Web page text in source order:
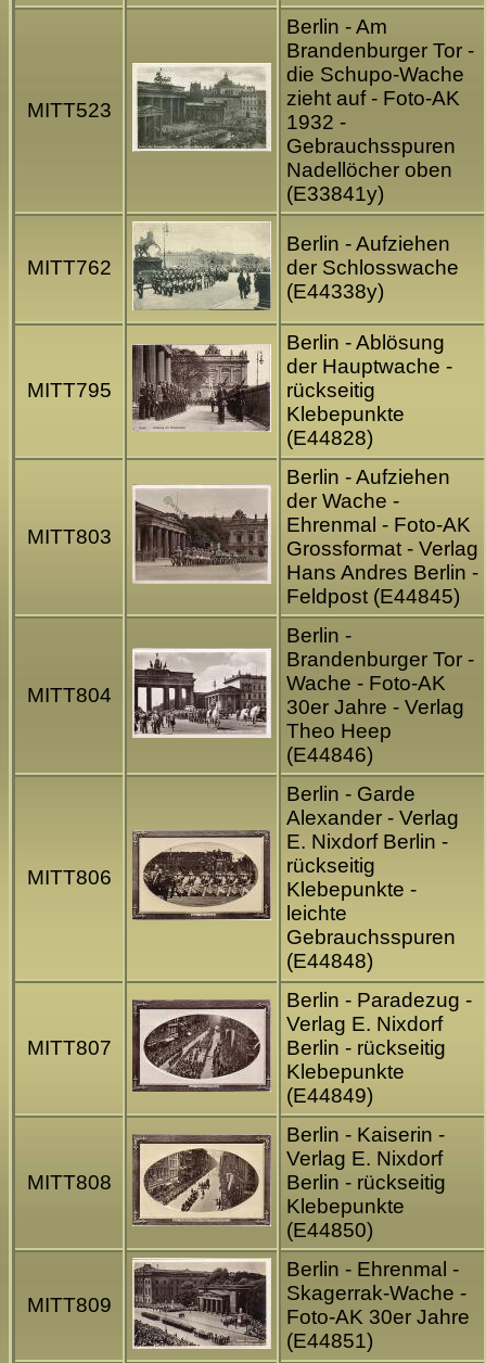
MITT523
Berlin - Am
Brandenburger Tor -
die Schupo-Wache
zieht auf - Foto-AK
1932 -
Gebrauchsspuren
Nadellöcher oben
(E33841y)
MITT762
Berlin - Aufziehen
der Schlosswache
(E44338y)
MITT795
Berlin - Ablösung
der Hauptwache -
rückseitig
Klebepunkte
(E44828)
MITT803
Berlin - Aufziehen
der Wache -
Ehrenmal - Foto-AK
Grossformat - Verlag
Hans Andres Berlin -
Feldpost (E44845)
MITT804
Berlin -
Brandenburger Tor -
Wache - Foto-AK
30er Jahre - Verlag
Theo Heep
(E44846)
MITT806
Berlin - Garde
Alexander - Verlag
E. Nixdorf Berlin -
rückseitig
Klebepunkte -
leichte
Gebrauchsspuren
(E44848)
MITT807
Berlin - Paradezug -
Verlag E. Nixdorf
Berlin - rückseitig
Klebepunkte
(E44849)
MITT808
Berlin - Kaiserin -
Verlag E. Nixdorf
Berlin - rückseitig
Klebepunkte
(E44850)
MITT809
Berlin - Ehrenmal -
Skagerrak-Wache -
Foto-AK 30er Jahre
(E44851)